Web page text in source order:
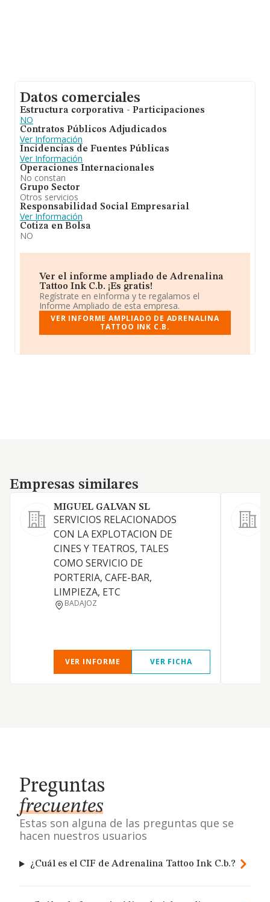
Datos comerciales
Estructura corporativa - Participaciones
NO
Contratos Públicos Adjudicados
Ver Información
Incidencias de Fuentes Públicas
Ver Información
Operaciones Internacionales
No constan
Grupo Sector
Otros servicios
Responsabilidad Social Empresarial
Ver Información
Cotiza en Bolsa
NO
Ver el informe ampliado de Adrenalina
Tattoo Ink C.b. ¡Es gratis!
Regístrate en eInforma y te regalamos el
Informe Ampliado de esta empresa.
VER INFORME AMPLIADO DE ADRENALINA
TATTOO INK C.B.
Empresas similares
Empresas similares
MIGUEL GALVAN SL
SERVICIOS RELACIONADOS
CON LA EXPLOTACION DE
CINES Y TEATROS, TALES
COMO SERVICIO DE
PORTERIA, CAFE-BAR,
LIMPIEZA, ETC
BADAJOZ
VER INFORME VER FICHA
Preguntas
frecuentes
Estas son alguna de las preguntas que se
hacen nuestros usuarios
¿Cuál es el CIF de Adrenalina Tattoo Ink C.b.?